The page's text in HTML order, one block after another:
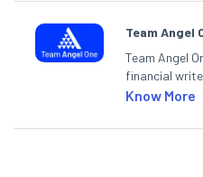
Team Angel
Team Angel
financial
articles on
categories.
Know More